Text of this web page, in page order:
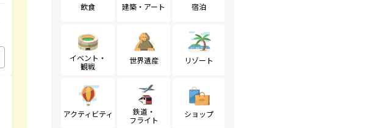
飲食 建築・アート 宿泊
イベント・
観戦
世界遺産 リゾート
アクティビティ
鉄道・
フライト
ショップ